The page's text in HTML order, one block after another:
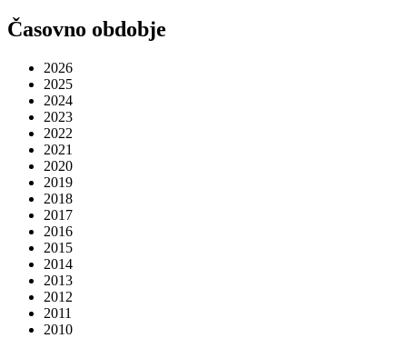
Časovno obdobje
2026
2025
2024
2023
2022
2021
2020
2019
2018
2017
2016
2015
2014
2013
2012
2011
2010